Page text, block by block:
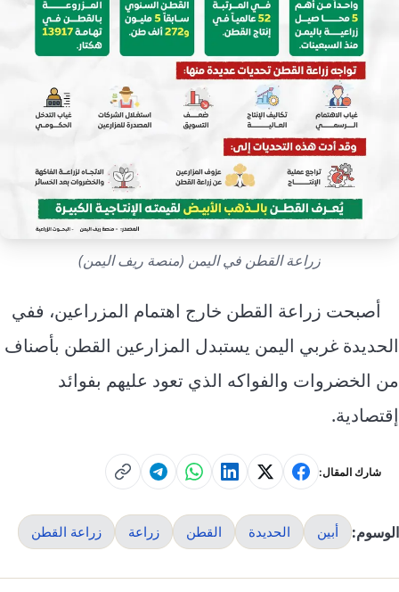
فيديو
زراعة القطن في اليمن (منصة ريف اليمن)
أصبحت زراعة القطن خارج اهتمام المزراعين، ففي
الحديدة غربي اليمن يستبدل المزارعين القطن بأصناف
من الخضروات والفواكه الذي تعود عليهم بفوائد
إقتصادية.
شارك المقال:
الوسوم: أبين الحديدة القطن زراعة زراعة القطن